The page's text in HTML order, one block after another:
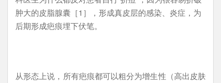
肿大的皮脂腺囊［1］，形成真皮层的感染、炎症，为
后期形成疤痕埋下伏笔。
从形态上说，所有疤痕都可以粗分为增生性（高出皮肤